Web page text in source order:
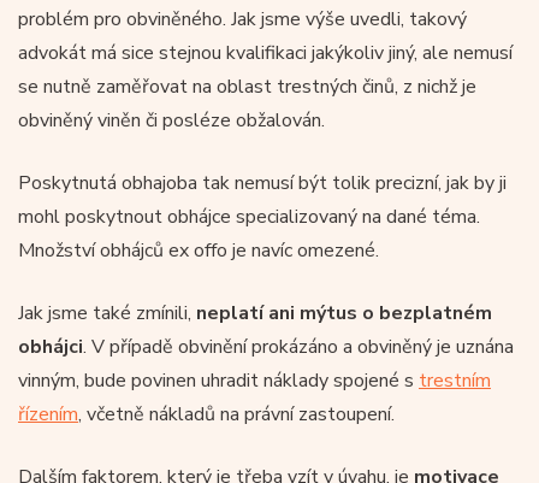
problém pro obviněného. Jak jsme výše uvedli, takový
advokát má sice stejnou kvalifikaci jakýkoliv jiný, ale nemusí
se nutně zaměřovat na oblast trestných činů, z nichž je
obviněný viněn či posléze obžalován.
Poskytnutá obhajoba tak nemusí být tolik precizní, jak by ji
mohl poskytnout obhájce specializovaný na dané téma.
Množství obhájců ex offo je navíc omezené.
Jak jsme také zmínili, neplatí ani mýtus o bezplatném
obhájci. V případě obvinění prokázáno a obviněný je uznána
vinným, bude povinen uhradit náklady spojené s trestním
řízením, včetně nákladů na právní zastoupení.
Dalším faktorem, který je třeba vzít v úvahu, je motivace